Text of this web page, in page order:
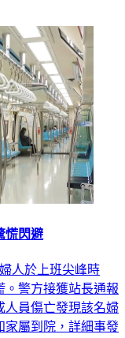
慌閃避
人於上班尖峰時
。警方接獲站長通報
人員傷亡發現該名婦
家屬到院，詳細事發